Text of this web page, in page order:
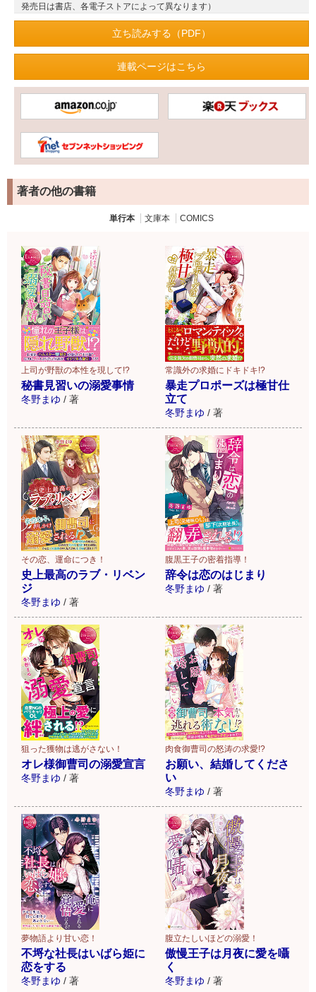
発売日は書店、各電子ストアによって異なります）
立ち読みする（PDF）
連載ページはこちら
著者の他の書籍
単行本 文庫本 COMICS
上司が野獣の本性を現して!?
秘書見習いの溺愛事情
冬野まゆ / 著
常識外の求婚にドキドキ!?
暴走プロポーズは極甘仕
立て
冬野まゆ / 著
その恋、運命につき！
史上最高のラブ・リベン
ジ
冬野まゆ / 著
腹黒王子の密着指導！
辞令は恋のはじまり
冬野まゆ / 著
狙った獲物は逃がさない！
オレ様御曹司の溺愛宣言
冬野まゆ / 著
肉食御曹司の怒涛の求愛!?
お願い、結婚してくださ
い
冬野まゆ / 著
夢物語より甘い恋！
不埒な社長はいばら姫に
恋をする
冬野まゆ / 著
腹立たしいほどの溺愛！
傲慢王子は月夜に愛を囁
く
冬野まゆ / 著